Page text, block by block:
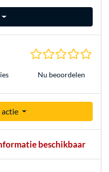
Nu beoordelen
actie
beschikbaar